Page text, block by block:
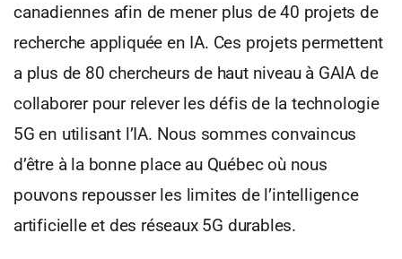
canadiennes afin de mener plus de 40 projets de
recherche appliquée en IA. Ces projets permettent
a plus de 80 chercheurs de haut niveau à GAIA de
collaborer pour relever les défis de la technologie
5G en utilisant l’IA. Nous sommes convaincus
d’être à la bonne place au Québec où nous
pouvons repousser les limites de l’intelligence
artificielle et des réseaux 5G durables.